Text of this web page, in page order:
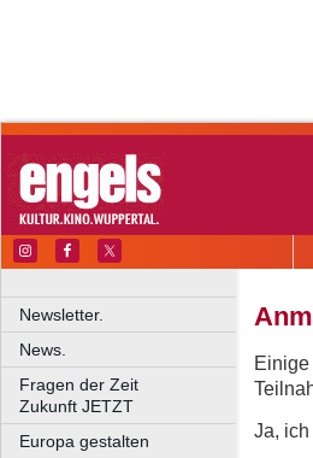
Newsletter.
News.
Fragen der Zeit
Zukunft JETZT
Europa gestalten
Ja,